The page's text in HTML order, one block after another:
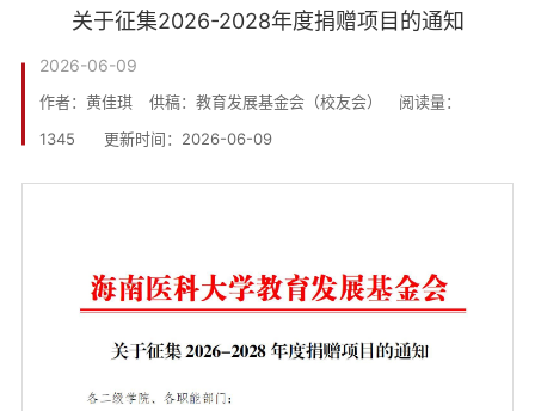
关于征集2026-2028年度捐赠项目的通知
2026-06-09
作者：黄佳琪 供稿：教育发展基金会（校友会）
阅读量：
1345
更新时间：2026-06-09